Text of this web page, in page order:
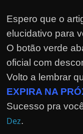
Espero que o
elucidativo para
O botão verde
oficial com
Volto a lembrar
EXPIRA NA
Sucesso pra
Dez.